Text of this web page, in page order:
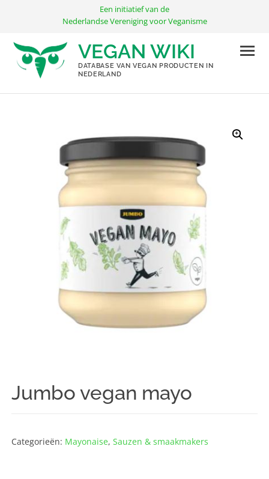
inhoud
Een initiatief van de
Nederlandse Vereniging voor Veganisme
VEGAN WIKI
DATABASE VAN VEGAN PRODUCTEN IN
NEDERLAND
Jumbo vegan mayo
Categorieën: Mayonaise,Sauzen & smaakmakers